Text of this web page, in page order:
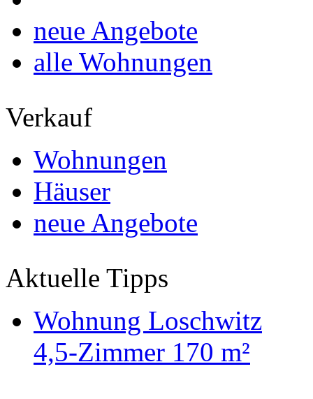
neue Angebote
alle Wohnungen
Verkauf
Wohnungen
Häuser
neue Angebote
Aktuelle Tipps
Wohnung Loschwitz
4,5-Zimmer 170 m²